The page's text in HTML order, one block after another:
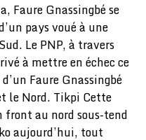
Faure Gnassingbé se
pays voué à une
Le PNP, à travers
à mettre en échec ce
Faure Gnassingbé
le Nord. Tikpi Cette
front au nord sous-tend
aujourd’hui, tout